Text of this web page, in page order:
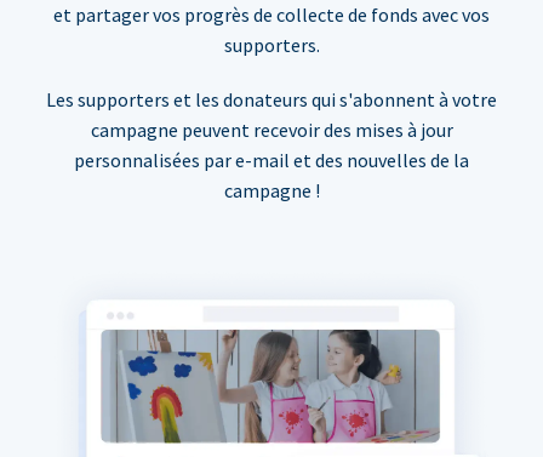
et partager vos progrès de collecte de fonds avec vos
supporters.
Les supporters et les donateurs qui s'abonnent à votre
campagne peuvent recevoir des mises à jour
personnalisées par e-mail et des nouvelles de la
campagne !